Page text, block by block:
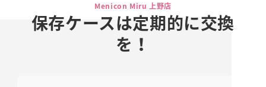
Menicon Miru 上野店
保存ケースは定期的に交換
を！